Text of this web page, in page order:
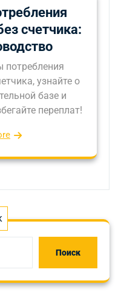
счетчика:
потребления
узнайте о
базе и
переплат!
Поиск